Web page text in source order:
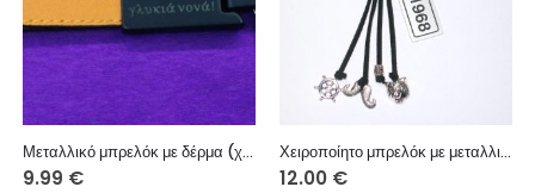
Μεταλλικό μπρελόκ με δέρμα (χάραξη μία πλευρά – κείμενο επιλογής σας)
9.99 €
Χειροποίητο μπρελόκ με μεταλλική ετικέτα, σουέτ κορδόνι και μεταλλικά διακοσμητικά στοιχεία
12.00 €